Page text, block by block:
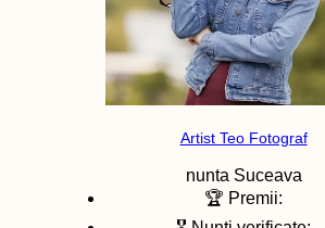
Artist Teo Fotograf
nunta Suceava
🏆 Premii: